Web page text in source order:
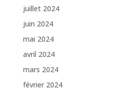
juillet 2024
juin 2024
mai 2024
avril 2024
mars 2024
février 2024